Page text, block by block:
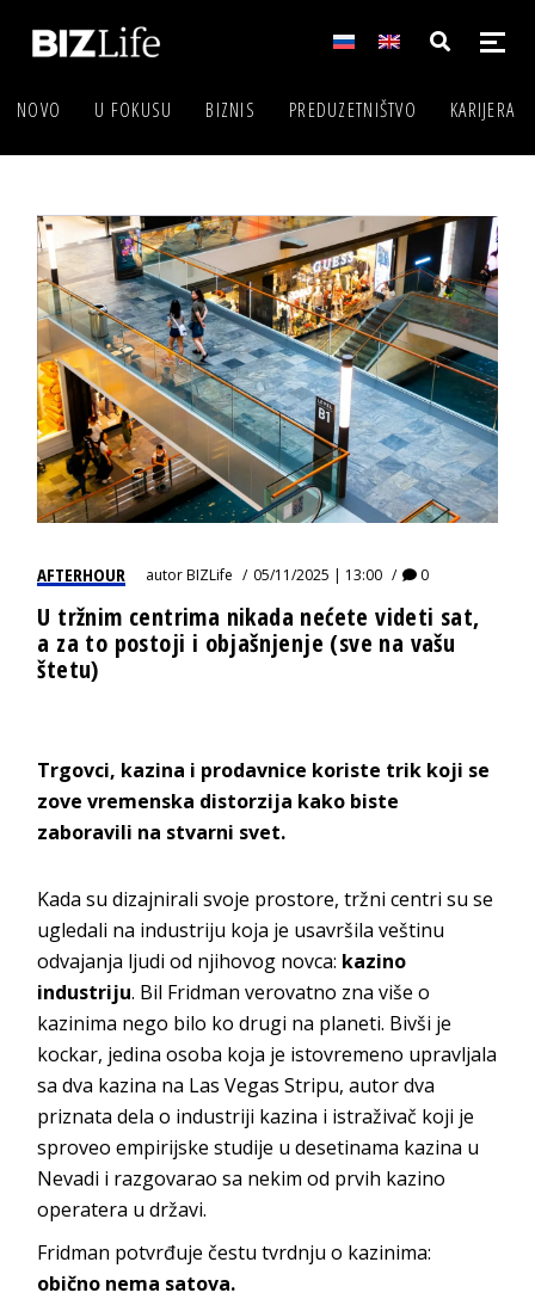
NOVO U FOKUSU BIZNIS PREDUZETNIŠTVO KARIJERA
AFTERHOUR autorBIZLife 05/11/2025 | 13:00 0
U tržnim centrima nikada nećete videti sat,
a za to postoji i objašnjenje (sve na vašu
štetu)
Trgovci, kazina i prodavnice koriste trik koji se
zove vremenska distorzija kako biste
zaboravili na stvarni svet.
Kada su dizajnirali svoje prostore, tržni centri su se
ugledali na industriju koja je usavršila veštinu
odvajanja ljudi od njihovog novca: kazino
industriju. Bil Fridman verovatno zna više o
kazinima nego bilo ko drugi na planeti. Bivši je
kockar, jedina osoba koja je istovremeno upravljala
sa dva kazina na Las Vegas Stripu, autor dva
priznata dela o industriji kazina i istraživač koji je
sproveo empirijske studije u desetinama kazina u
Nevadi i razgovarao sa nekim od prvih kazino
operatera u državi.
Fridman potvrđuje čestu tvrdnju o kazinima:
obično nema satova.